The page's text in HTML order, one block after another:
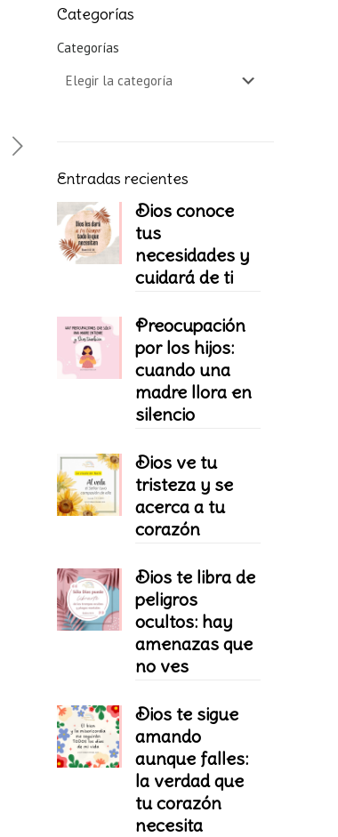
Categorías
Categorías
Entradas recientes
Dios conoce
tus
necesidades y
cuidará de ti
Preocupación
por los hijos:
cuando una
madre llora en
silencio
Dios ve tu
tristeza y se
acerca a tu
corazón
Dios te libra de
peligros
ocultos: hay
amenazas que
no ves
Dios te sigue
amando
aunque falles:
la verdad que
tu corazón
necesita